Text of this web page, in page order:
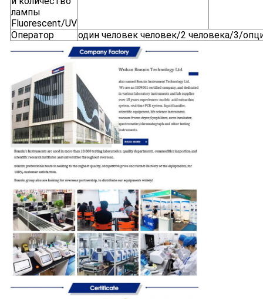
лампы
Fluorescent/UV
Оператор один человек человек/2 человека/3/